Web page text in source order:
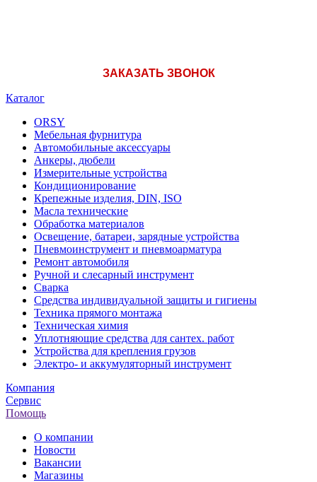
ЗАКАЗАТЬ ЗВОНОК
Каталог
ORSY
Мебельная фурнитура
Автомобильные аксессуары
Анкеры, дюбели
Измерительные устройства
Кондиционирование
Крепежные изделия, DIN, ISO
Масла технические
Обработка материалов
Освещение, батареи, зарядные устройства
Пневмоинструмент и пневмоарматура
Ремонт автомобиля
Ручной и слесарный инструмент
Сварка
Средства индивидуальной защиты и гигиены
Техника прямого монтажа
Техническая химия
Уплотняющие средства для сантех. работ
Устройства для крепления грузов
Электро- и аккумуляторный инструмент
Компания
Сервис
Помощь
О компании
Новости
Вакансии
Магазины